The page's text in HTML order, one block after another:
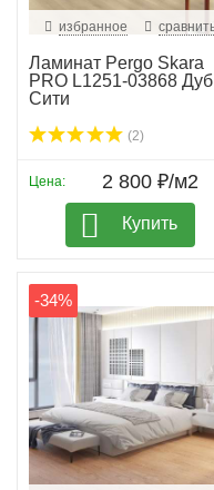
избранное
Ламинат Pergo Skara
PRO L1251-03868 Дуб
Сити
(2)
Цена: 2 800 ₽/м2
Купить
-34%